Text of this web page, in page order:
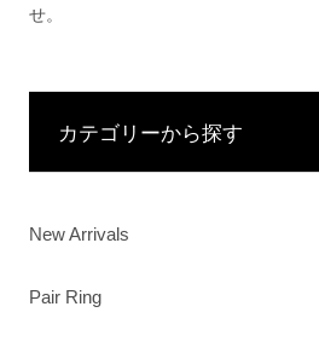
せ。
カテゴリーから探す
New Arrivals
Pair Ring